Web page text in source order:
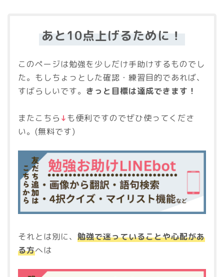
あと10点上げるために！
このページは勉強を少しだけ手助けするものでし
た。もしちょっとした確認・練習目的であれば、
すばらしいです。 きっと目標は達成できます！
またこちら ↓も便利ですのでぜひ使ってくださ
い。(無料です)
それとは別に、 勉強で迷っていることや心配があ
る方へは